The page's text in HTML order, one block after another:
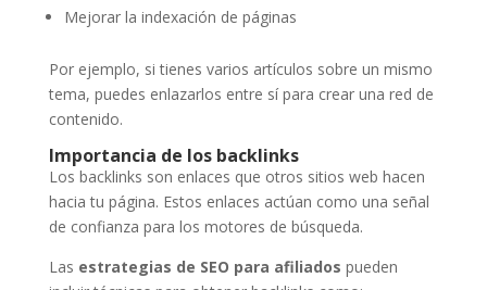
Mejorar la indexación de páginas
Por ejemplo, si tienes varios artículos sobre un mismo
tema, puedes enlazarlos entre sí para crear una red de
contenido.
Importancia de los backlinks
Los backlinks son enlaces que otros sitios web hacen
hacia tu página. Estos enlaces actúan como una señal
de confianza para los motores de búsqueda.
Las estrategias de SEO para afiliados pueden